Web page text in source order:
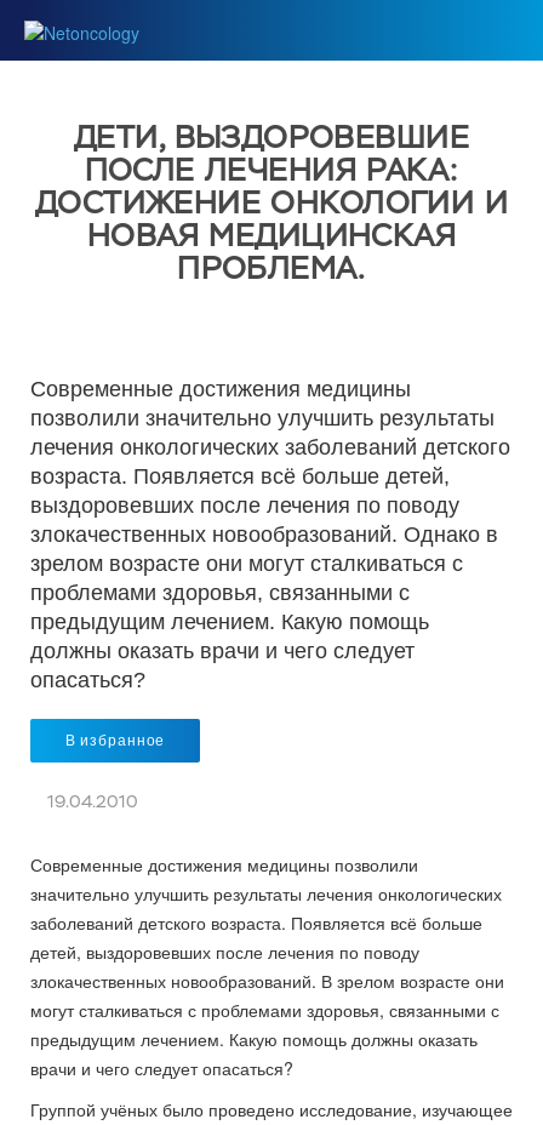
ДЕТИ, ВЫЗДОРОВЕВШИЕ
ПОСЛЕ ЛЕЧЕНИЯ РАКА:
ДОСТИЖЕНИЕ ОНКОЛОГИИ И
НОВАЯ МЕДИЦИНСКАЯ
ПРОБЛЕМА.
Современные достижения медицины
позволили значительно улучшить результаты
лечения онкологических заболеваний детского
возраста. Появляется всё больше детей,
выздоровевших после лечения по поводу
злокачественных новообразований. Однако в
зрелом возрасте они могут сталкиваться с
проблемами здоровья, связанными с
предыдущим лечением. Какую помощь
должны оказать врачи и чего следует
опасаться?
В избранное
19.04.2010
Современные достижения медицины позволили
значительно улучшить результаты лечения онкологических
заболеваний детского возраста. Появляется всё больше
детей, выздоровевших после лечения по поводу
злокачественных новообразований. В зрелом возрасте они
могут сталкиваться с проблемами здоровья, связанными с
предыдущим лечением. Какую помощь должны оказать
врачи и чего следует опасаться?
Группой учёных было проведено исследование, изучающее